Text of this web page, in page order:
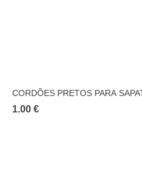
CORDÕES PRETOS PARA
1.00 €